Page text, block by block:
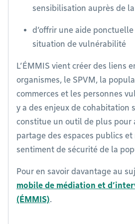
sensibilisation auprès de
d’offrir une aide
situation de vulnérabilité
L’ÉMMIS vient créer des liens
organismes, le SPVM, la
commerces et les personnes
y a des enjeux de cohabitation
constitue un outil de plus pour
partage des espaces publics
sentiment de sécurité de la
Pour en savoir davantage au
mobile de médiation et
(ÉMMIS).